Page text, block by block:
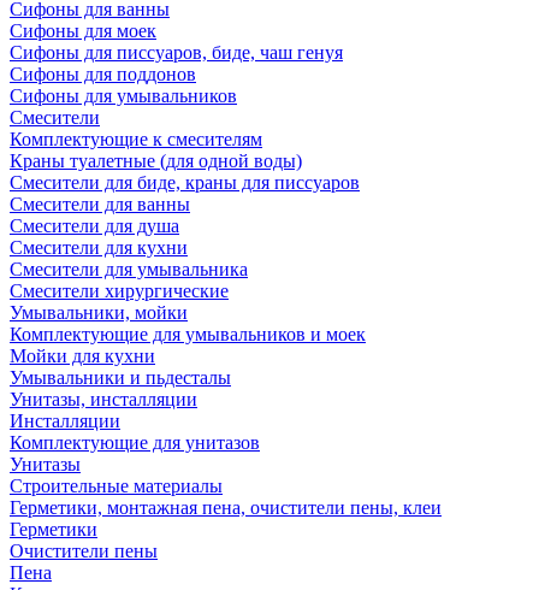
Сифоны для ванны
Сифоны для моек
Сифоны для писсуаров, биде, чаш генуя
Сифоны для поддонов
Сифоны для умывальников
Смесители
Комплектующие к смесителям
Краны туалетные (для одной воды)
Смесители для биде, краны для писсуаров
Смесители для ванны
Смесители для душа
Смесители для кухни
Смесители для умывальника
Смесители хирургические
Умывальники, мойки
Комплектующие для умывальников и моек
Мойки для кухни
Умывальники и пьдесталы
Унитазы, инсталляции
Инсталляции
Комплектующие для унитазов
Унитазы
Строительные материалы
Герметики, монтажная пена, очистители пены, клеи
Герметики
Очистители пены
Пена